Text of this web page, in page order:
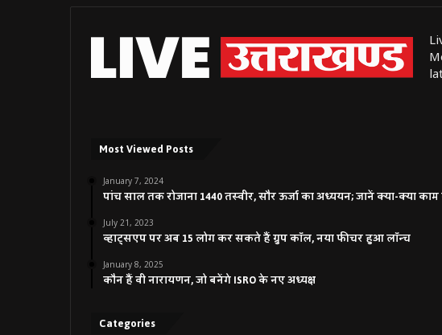
Most Viewed Posts
January 7, 2024
पांच साल तक रोजाना 1440 तस्वीर, सौर ऊर्जा का अध्ययन; जानें क्या-क्या
July 21, 2023
व्हाट्सएप पर अब 15 लोग कर सकते हैं ग्रुप कॉल, नया फीचर हुआ लॉन्च
January 8, 2025
कौन हैं वी नारायणन, जो बनेंगे ISRO के नए अध्यक्ष
Categories